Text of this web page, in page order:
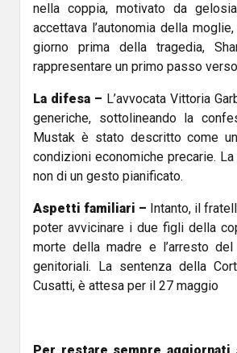
nella coppia, motivato da
accettava l’autonomia della
giorno prima della tragedia,
rappresentare un primo passo
La difesa – L’avvocata Vittoria
generiche, sottolineando la
Mustak è stato descritto come
condizioni economiche precarie.
non di un gesto pianificato.
Aspetti familiari – Intanto, il
poter avvicinare i due figli della
morte della madre e l’arresto
genitoriali. La sentenza della
Cusatti, è attesa per il 27 maggio